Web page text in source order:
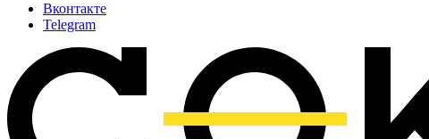
Вконтакте
Telegram